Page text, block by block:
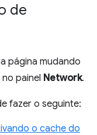
de
página mudando
painel Network.
fazer o seguinte:
o cache do